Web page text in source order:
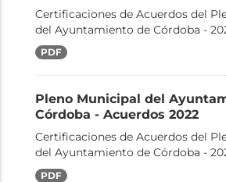
Certificaciones de Acuerdos del
del Ayuntamiento de Córdoba -
PDF
Pleno Municipal del
Córdoba - Acuerdos 2022
Certificaciones de Acuerdos del
del Ayuntamiento de Córdoba -
PDF